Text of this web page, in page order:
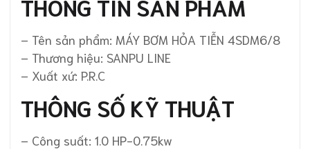
THÔNG TIN SẢN PHẨM
– Tên sản phẩm: MÁY BƠM HỎA TIỄN 4SDM6/8
– Thương hiệu: SANPU LINE
– Xuất xứ: P.R.C
THÔNG SỐ KỸ THUẬT
– Công suất: 1.0 HP-0.75kw